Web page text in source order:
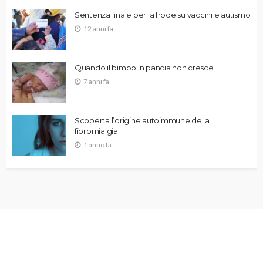
Sentenza finale per la frode su vaccini e autismo
12 anni fa
Quando il bimbo in pancia non cresce
7 anni fa
Scoperta l’origine autoimmune della
fibromialgia
1 anno fa